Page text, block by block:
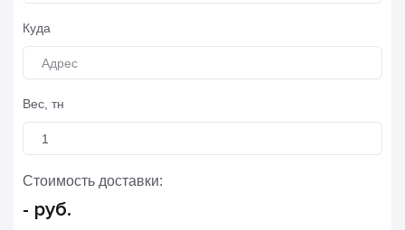
Куда
Вес, тн
Стоимость доставки:
- руб.